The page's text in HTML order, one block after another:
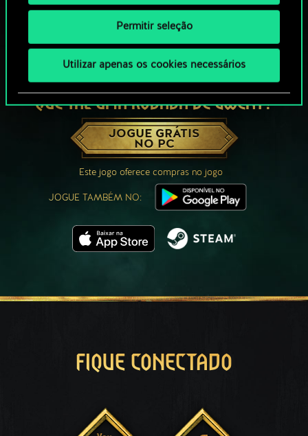
Permitir seleção
Utilizar apenas os cookies necessários
QUE TAL UMA RODADA DE GWENT?
JOGUE GRÁTIS
NO PC
Este jogo oferece compras no jogo
JOGUE TAMBÉM NO:
FIQUE CONECTADO